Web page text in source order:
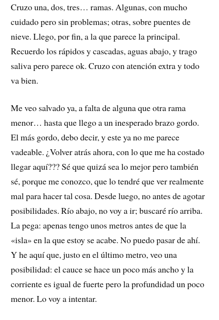
Cruzo una, dos, tres… ramas. Algunas, con mucho
cuidado pero sin problemas; otras, sobre puentes de
nieve. Llego, por fin, a la que parece la principal.
Recuerdo los rápidos y cascadas, aguas abajo, y trago
saliva pero parece ok. Cruzo con atención extra y todo
va bien.
Me veo salvado ya, a falta de alguna que otra rama
menor… hasta que llego a un inesperado brazo gordo.
El más gordo, debo decir, y este ya no me parece
vadeable. ¿Volver atrás ahora, con lo que me ha costado
llegar aquí??? Sé que quizá sea lo mejor pero también
sé, porque me conozco, que lo tendré que ver realmente
mal para hacer tal cosa. Desde luego, no antes de agotar
posibilidades. Río abajo, no voy a ir; buscaré río arriba.
La pega: apenas tengo unos metros antes de que la
«isla» en la que estoy se acabe. No puedo pasar de ahí.
Y he aquí que, justo en el último metro, veo una
posibilidad: el cauce se hace un poco más ancho y la
corriente es igual de fuerte pero la profundidad un poco
menor. Lo voy a intentar.